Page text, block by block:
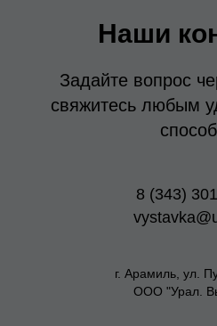
Наши
Задайте вопрос
свяжитесь любым
8 (343)
г. Арамиль, ул.
ООО "Урал.